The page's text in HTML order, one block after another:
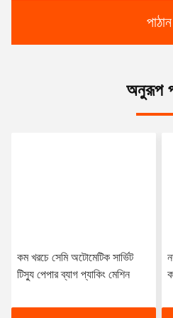
পাঠান
অনুরূপ
কম খরচে সেমি অটোমেটিক সার্ভিট
টিস্যু পেপার ব্যাগ প্যাকিং মেশিন